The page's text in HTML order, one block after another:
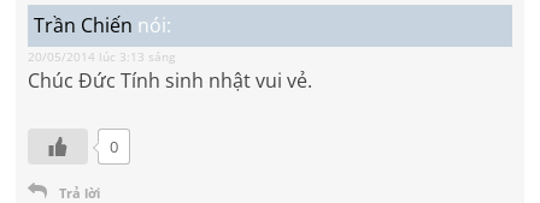
Trần Chiến nói:
20/05/2014 lúc 3:13 sáng
Chúc Đức Tính sinh nhật vui vẻ.
0
Trả lời